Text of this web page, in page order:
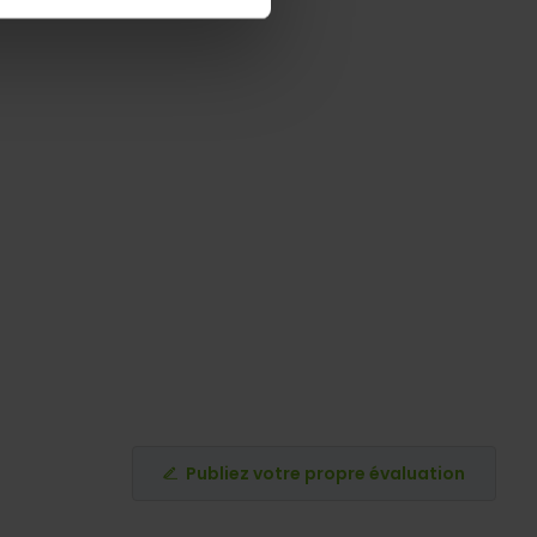
Publiez votre propre évaluation